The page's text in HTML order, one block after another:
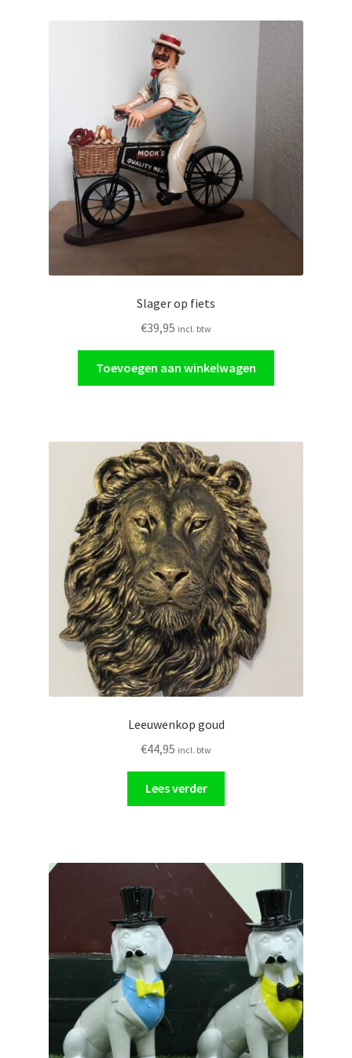
Slager op fiets
€39,95 incl. btw
Toevoegen aan winkelwagen
Leeuwenkop goud
€44,95 incl. btw
Lees verder